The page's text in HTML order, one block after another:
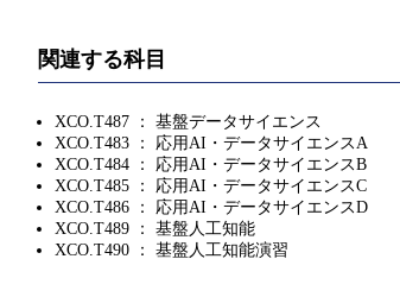
関連する科目
XCO.T487 ： 基盤データサイエンス
XCO.T483 ： 応用AI・データサイエンスA
XCO.T484 ： 応用AI・データサイエンスB
XCO.T485 ： 応用AI・データサイエンスC
XCO.T486 ： 応用AI・データサイエンスD
XCO.T489 ： 基盤人工知能
XCO.T490 ： 基盤人工知能演習